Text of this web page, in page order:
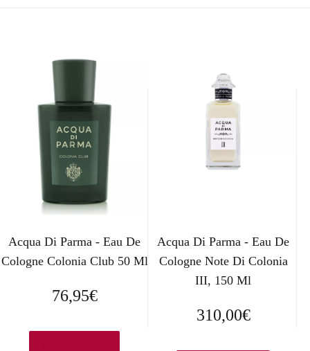
Acqua Di Parma - Eau De
Cologne Colonia Club 50 Ml
76,95€
Acqua Di Parma - Eau De
Cologne Note Di Colonia
III, 150 Ml
310,00€